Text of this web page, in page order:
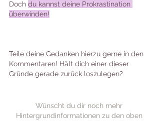
Doch du kannst deine Prokrastination
überwinden!
Teile deine Gedanken hierzu gerne in den
Kommentaren! Hält dich einer dieser
Gründe gerade zurück loszulegen?
Wünscht du dir noch mehr
Hintergrundinformationen zu den oben